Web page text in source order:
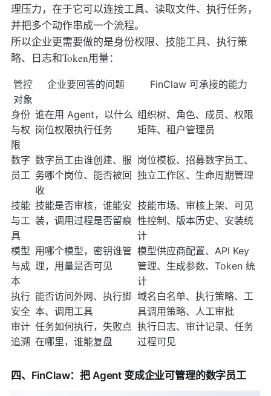
理压力，在于它可以连接工具、读取文件、执行任务，
并把多个动作串成一个流程。
所以企业更需要做的是身份权限、技能工具、执行策
略、日志和Token用量：
管控
对象
企业要回答的问题 FinClaw 可承接的能力
身份
与权
限
谁在用 Agent，以什么
岗位权限执行任务
组织树、角色、成员、权限
矩阵、租户管理员
数字
员工
数字员工由谁创建、服
务哪个岗位、能否被回
收
岗位模板、招募数字员工、
独立工作区、生命周期管理
技能
与工
具
技能是否审核，谁能安
装，调用过程是否留痕
技能市场、审核上架、可见
性控制、版本历史、安装统
计
模型
与成
本
用哪个模型，密钥谁管
理，用量是否可见
模型供应商配置、API Key
管理、生成参数、Token 统
计
执行
安全
能否访问外网、执行脚
本、调用工具
域名白名单、执行策略、工
具调用策略、人工审批
审计
追溯
任务如何执行，失败点
在哪里，谁能复盘
执行日志、审计记录、任务
过程可见
四、FinClaw：把 Agent 变成企业可管理的数字员工